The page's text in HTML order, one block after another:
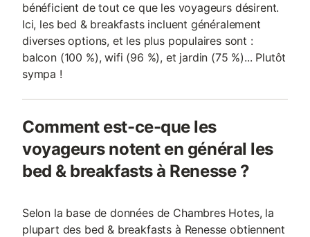
bénéficient de tout ce que les voyageurs désirent.
Ici, les bed & breakfasts incluent généralement
diverses options, et les plus populaires sont :
balcon (100 %), wifi (96 %), et jardin (75 %)... Plutôt
sympa !
Comment est-ce-que les
voyageurs notent en général les
bed & breakfasts à Renesse ?
Selon la base de données de Chambres Hotes, la
plupart des bed & breakfasts à Renesse obtiennent